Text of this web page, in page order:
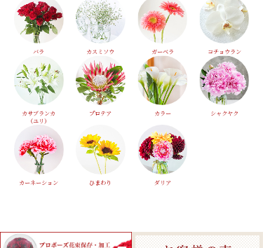
バラ カスミソウ ガーベラ コチョウラン
カサブランカ
（ユリ）
プロテア カラー シャクヤク
カーネーション ひまわり ダリア